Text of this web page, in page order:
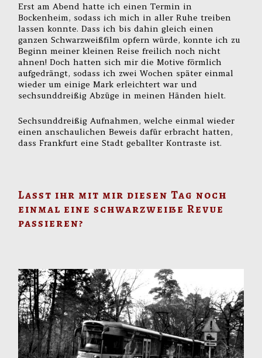
Erst am Abend hatte ich einen Termin in
Bockenheim, sodass ich mich in aller Ruhe treiben
lassen konnte. Dass ich bis dahin gleich einen
ganzen Schwarzweißfilm opfern würde, konnte ich zu
Beginn meiner kleinen Reise freilich noch nicht
ahnen! Doch hatten sich mir die Motive förmlich
aufgedrängt, sodass ich zwei Wochen später einmal
wieder um einige Mark erleichtert war und
sechsunddreißig Abzüge in meinen Händen hielt.
Sechsunddreißig Aufnahmen, welche einmal wieder
einen anschaulichen Beweis dafür erbracht hatten,
dass Frankfurt eine Stadt geballter Kontraste ist.
Lasst ihr mit mir diesen Tag noch
einmal eine schwarzweiße Revue
passieren?